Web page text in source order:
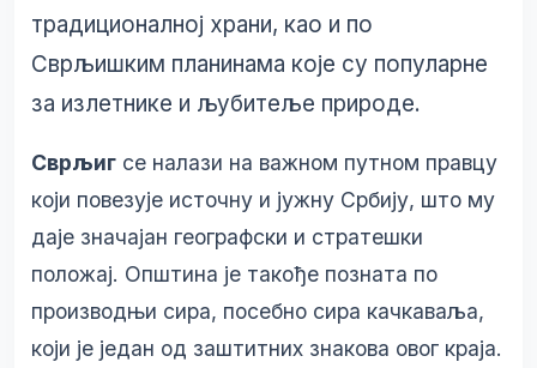
традиционалној храни, као и по
Сврљишким планинама које су популарне
за излетнике и љубитеље природе.
Сврљиг се налази на важном путном правцу
који повезује источну и јужну Србију, што му
даје значајан географски и стратешки
положај. Општина је такође позната по
производњи сира, посебно сира качкаваља,
који је један од заштитних знакова овог краја.